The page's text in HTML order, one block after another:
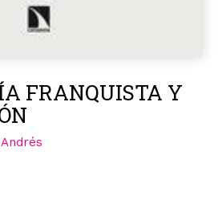
FRANQUISTA Y